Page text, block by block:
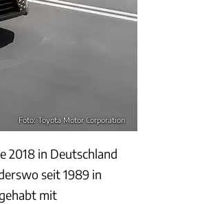
Foto: Toyota Motor Corporation
2018 in Deutschland
seit 1989 in
mit